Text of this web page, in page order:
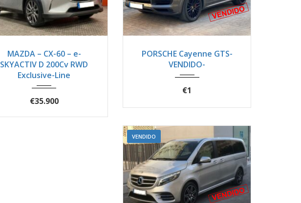
MAZDA – CX-60 – e-
SKYACTIV D 200Cv RWD
Exclusive-Line
€35.900
PORSCHE Cayenne GTS-
VENDIDO-
€1
VENDIDO